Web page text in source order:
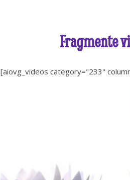
Fragmente
[aiovg_videos category="233"